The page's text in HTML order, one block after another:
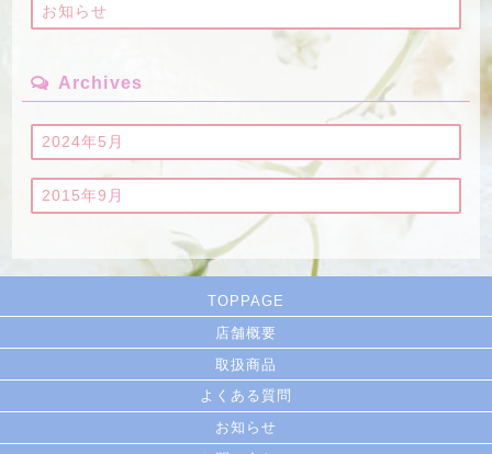
お知らせ
Archives
2024年5月
2015年9月
TOPPAGE
店舗概要
取扱商品
よくある質問
お知らせ